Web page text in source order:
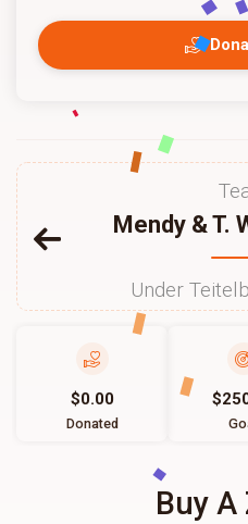
Mendy & T.
Under
$0.00
Donated
Buy A